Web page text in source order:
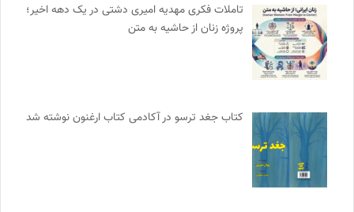
تاملات فکری مهدیه امیری دشتی در یک دهه اخیر؛
پروژه زنان از حاشیه به متن
کتاب جغد ترسو در آکادمی کتاب ارغنون نوشته شد